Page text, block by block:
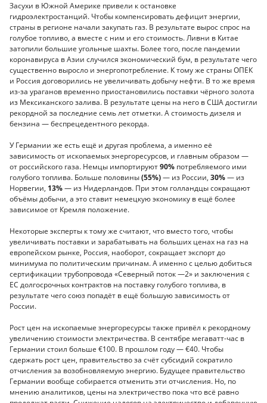
Засухи в Южной Америке привели к остановке
гидроэлектростанций. Чтобы компенсировать дефицит энергии,
страны в регионе начали закупать газ. В результате вырос спрос на
голубое топливо, а вместе с ним и его стоимость. Ливни в Китае
затопили большие угольные шахты. Более того, после пандемии
коронавируса в Азии случился экономический бум, в результате чего
существенно выросло и энергопотребление. К тому же страны ОПЕК
и Россия договорились не увеличивать добычу нефти. В то же время
из-за ураганов временно приостановились поставки чёрного золота
из Мексиканского залива. В результате цены на него в США достигли
рекордной за последние семь лет отметки. А стоимость дизеля и
бензина — беспрецедентного рекорда.
У Германии же есть ещё и другая проблема, а именно её
зависимость от ископаемых энергоресурсов, и главным образом —
от российского газа. Немцы импортируют90% потребляемого ими
голубого топлива. Больше половины(55%)— из России, 30%— из
Норвегии, 13%— из Нидерландов. При этом голландцы сокращают
объёмы добычи, а это ставит немецкую экономику в ещё более
зависимое от Кремля положение.
Некоторые эксперты к тому же считают, что вместо того, чтобы
увеличивать поставки и зарабатывать на больших ценах на газ на
европейском рынке, Россия, наоборот, сокращает экспорт до
минимума по политическим причинам. А именно с целью добиться
сертификации трубопровода «Северный поток —2» и заключения с
ЕС долгосрочных контрактов на поставку голубого топлива, в
результате чего союз попадёт в ещё большую зависимость от
России.
Рост цен на ископаемые энергоресурсы также привёл к рекордному
увеличению стоимости электричества. В сентябре мегаватт-час в
Германии стоил больше €100. В прошлом году — €40. Чтобы
сдержать рост цен, правительство за счёт субсидий сократило
отчисления за возобновляемую энергию. Будущее правительство
Германии вообще собирается отменить эти отчисления. Но, по
мнению аналитиков, цены на электричество пока что всё равно